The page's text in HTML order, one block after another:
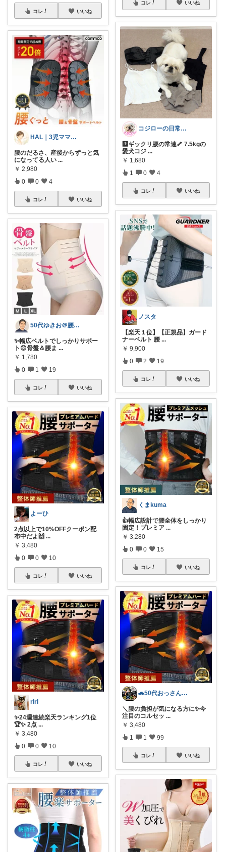
コレ いいね
HAL｜3児ママ・家事グッズ・プチプラ
腰のだるさ、産後からずっと気
になってる人い ...
￥ 2,980
0 0 4
コレ いいね
50代ゆきお＠腰痛対策・改善グッズ
✨幅広ベルトでしっかりサポー
ト😊骨盤＆腰ま ...
￥ 1,780
0 1 19
コレ いいね
よーひ
2点以上で10%OFFクーポン配
布中だよ🙌 ...
￥ 3,480
0 0 10
コレ いいね
riri
✨24週連続楽天ランキング1位
🏆✨ 2点 ...
￥ 3,480
0 0 10
コレ いいね
コレ いいね
コジローの日常🐶YouTubeみてね
🩻ギックリ腰の常連🦴 7.5kgの
愛犬コジ ...
￥ 1,680
1 0 4
コレ いいね
ノスタ
【楽天１位】【正規品】ガード
ナーベルト 腰 ...
￥ 9,900
0 2 19
コレ いいね
くまkuma
👍幅広設計で腰全体をしっかり
固定！プレミア ...
￥ 3,280
0 0 15
コレ いいね
🚗50代おっさんの体と生活メンテルーム
＼腰の負担が気になる方に✨今
注目のコルセッ ...
￥ 3,480
1 1 99
コレ いいね